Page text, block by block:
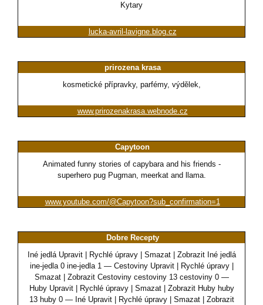
Kytary
lucka-avril-lavigne.blog.cz
prirozena krasa
kosmetické přípravky, parfémy, výdělek,
www.prirozenakrasa.webnode.cz
Capytoon
Animated funny stories of capybara and his friends -
superhero pug Pugman, meerkat and llama.
www.youtube.com/@Capytoon?sub_confirmation=1
Dobre Recepty
Iné jedlá Upravit | Rychlé úpravy | Smazat | Zobrazit Iné jedlá
ine-jedla 0 ine-jedla 1 — Cestoviny Upravit | Rychlé úpravy |
Smazat | Zobrazit Cestoviny cestoviny 13 cestoviny 0 —
Huby Upravit | Rychlé úpravy | Smazat | Zobrazit Huby huby
13 huby 0 — Iné Upravit | Rychlé úpravy | Smazat | Zobrazit